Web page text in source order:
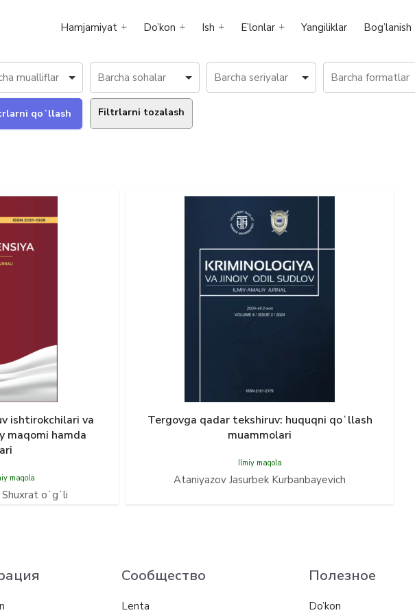
Hamjamiyat Do’kon Ish E’lonlar Yangiliklar Bog’lanish
Filtrlarni tozalash
ishtirokchilari va
maqomi hamda
maqola
oʻgʻli
Tergovga qadar tekshiruv: huquqni qoʻllash
muammolari
Ilmiy maqola
Ataniyazov Jasurbek Kurbanbayevich
Сообщество
Lenta
Полезное
Do’kon